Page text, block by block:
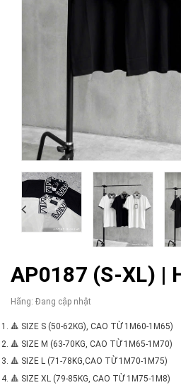
AP0187 (S-XL) |
Hãng: Đang cập nhật
🔺 SIZE S (50-62KG), CAO TỪ 1M60-1M65)
🔺 SIZE M (63-70KG, CAO TỪ 1M65-1M70)
🔺 SIZE L (71-78KG,CAO TỪ 1M70-1M75)
🔺 SIZE XL (79-85KG, CAO TỪ 1M75-1M8)